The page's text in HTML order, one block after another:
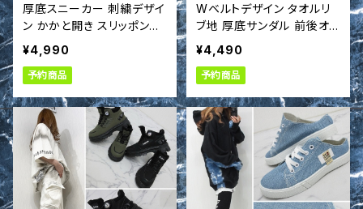
厚底スニーカー 刺繍デザイ
ン かかと開き スリッポンタ
イプ スニーカー 靴 シュー
ズ s660316
¥4,990
予約商品
Wベルトデザイン タオルリ
ブ地 厚底サンダル 前後オ
ープン シューズ s66031
¥4,490
予約商品